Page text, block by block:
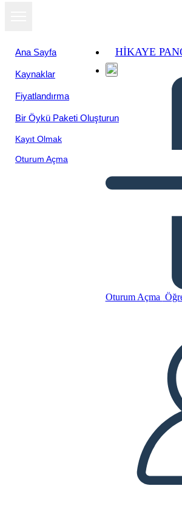
Ana Sayfa
Kaynaklar
Fiyatlandırma
Bir Öykü Paketi Oluşturun
Kayıt Olmak
Oturum Açma
HIKAYE
Oturum Açma
Noktalama
Bu Öykü Panosunu
BİR HİKAYE PANOSU
SLAYT GÖSTERİSİNİ
BENİ